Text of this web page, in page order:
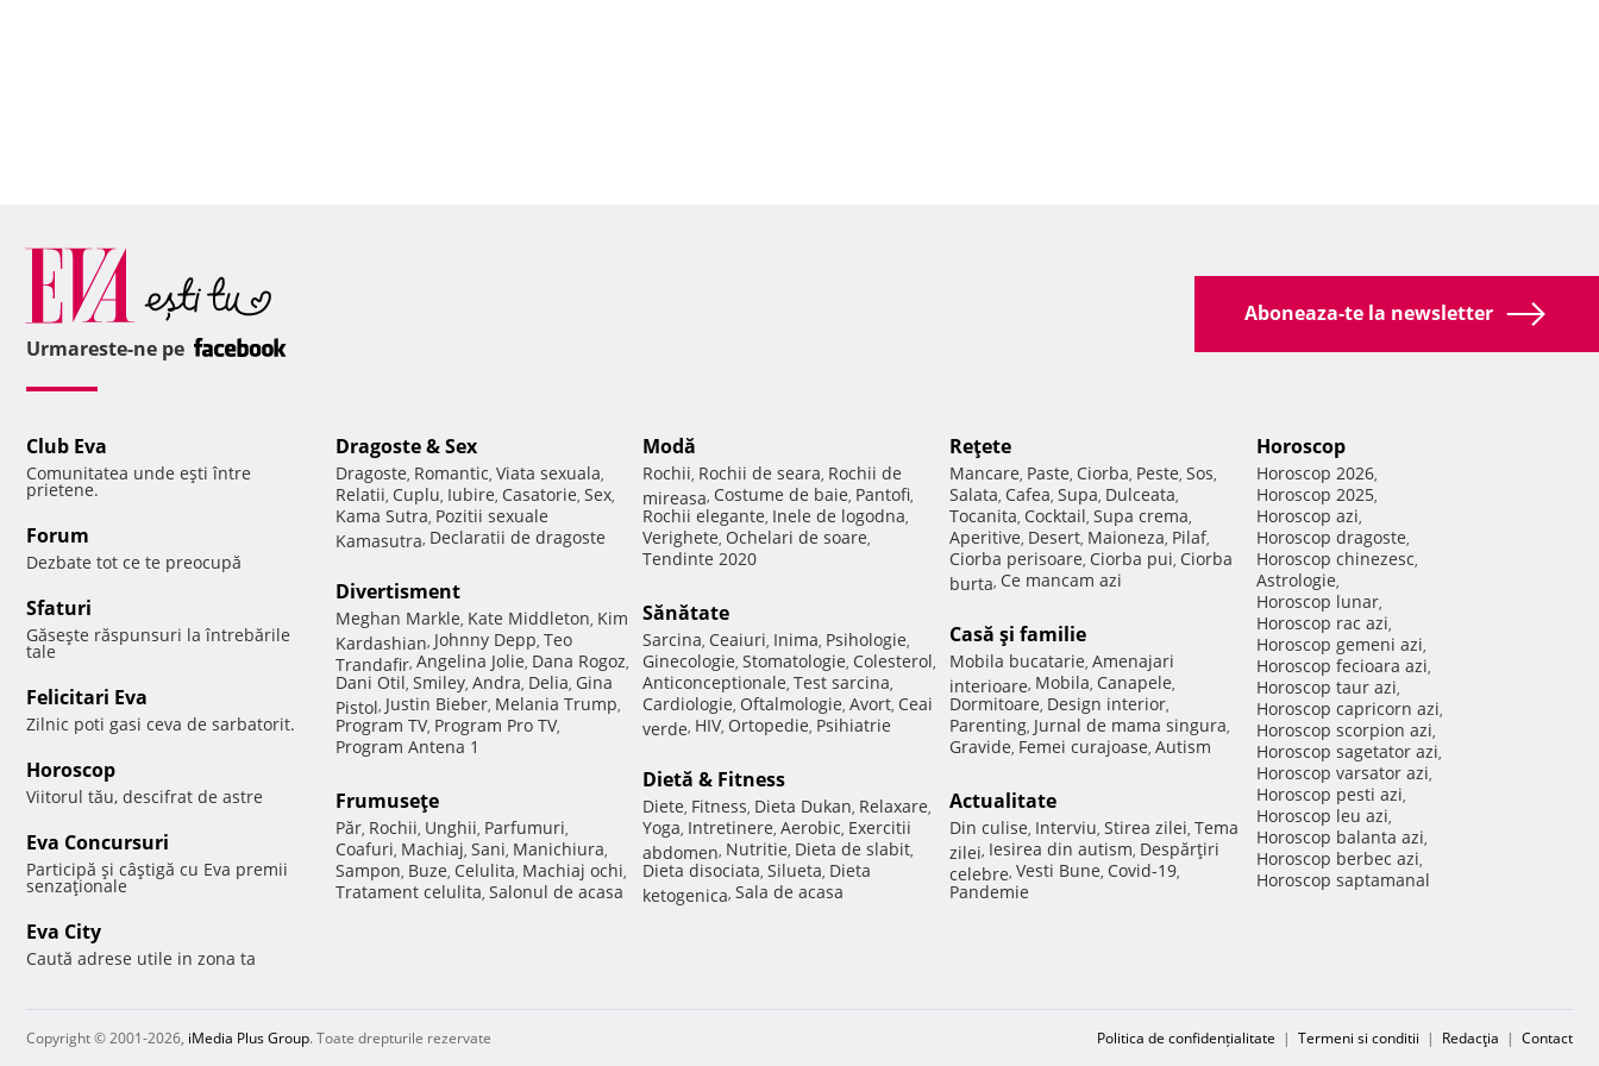
Aboneaza-te la newsletter
Urmareste-ne pe
Club Eva
Comunitatea unde eşti între
prietene.
Forum
Dezbate tot ce te preocupă
Sfaturi
Găseşte răspunsuri la întrebările
tale
Felicitari Eva
Zilnic poti gasi ceva de sarbatorit.
Horoscop
Viitorul tău, descifrat de astre
Eva Concursuri
Participă şi câştigă cu Eva premii
senzaţionale
Eva City
Caută adrese utile in zona ta
Dragoste & Sex
Dragoste, Romantic, Viata sexuala,
Relatii, Cuplu, Iubire, Casatorie, Sex,
Kama Sutra, Pozitii sexuale
Kamasutra, Declaratii de dragoste
Divertisment
Meghan Markle, Kate Middleton, Kim
Kardashian, Johnny Depp, Teo
Trandafir, Angelina Jolie, Dana Rogoz,
Dani Otil, Smiley, Andra, Delia, Gina
Pistol, Justin Bieber, Melania Trump,
Program TV, Program Pro TV,
Program Antena 1
Frumuseţe
Păr, Rochii, Unghii, Parfumuri,
Coafuri, Machiaj, Sani, Manichiura,
Sampon, Buze, Celulita, Machiaj ochi,
Tratament celulita, Salonul de acasa
Modă
Rochii, Rochii de seara, Rochii de
mireasa, Costume de baie, Pantofi,
Rochii elegante, Inele de logodna,
Verighete, Ochelari de soare,
Tendinte 2020
Sănătate
Sarcina, Ceaiuri, Inima, Psihologie,
Ginecologie, Stomatologie, Colesterol,
Anticonceptionale, Test sarcina,
Cardiologie, Oftalmologie, Avort, Ceai
verde, HIV, Ortopedie, Psihiatrie
Dietă & Fitness
Diete, Fitness, Dieta Dukan, Relaxare,
Yoga, Intretinere, Aerobic, Exercitii
abdomen, Nutritie, Dieta de slabit,
Dieta disociata, Silueta, Dieta
ketogenica, Sala de acasa
Reţete
Mancare, Paste, Ciorba, Peste, Sos,
Salata, Cafea, Supa, Dulceata,
Tocanita, Cocktail, Supa crema,
Aperitive, Desert, Maioneza, Pilaf,
Ciorba perisoare, Ciorba pui, Ciorba
burta, Ce mancam azi
Casă şi familie
Mobila bucatarie, Amenajari
interioare, Mobila, Canapele,
Dormitoare, Design interior,
Parenting, Jurnal de mama singura,
Gravide, Femei curajoase, Autism
Actualitate
Din culise, Interviu, Stirea zilei, Tema
zilei, Iesirea din autism, Despărţiri
celebre, Vesti Bune, Covid-19,
Pandemie
Horoscop
Horoscop 2026,
Horoscop 2025,
Horoscop azi,
Horoscop dragoste,
Horoscop chinezesc,
Astrologie,
Horoscop lunar,
Horoscop rac azi,
Horoscop gemeni azi,
Horoscop fecioara azi,
Horoscop taur azi,
Horoscop capricorn azi,
Horoscop scorpion azi,
Horoscop sagetator azi,
Horoscop varsator azi,
Horoscop pesti azi,
Horoscop leu azi,
Horoscop balanta azi,
Horoscop berbec azi,
Horoscop saptamanal
Copyright © 2001-2026, iMedia Plus Group. Toate drepturile rezervate Politica de confidențialitate | Termeni si conditii | Redacţia | Contact